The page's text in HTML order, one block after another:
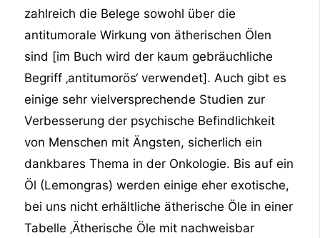
zahlreich die Belege sowohl über die
antitumorale Wirkung von ätherischen Ölen
sind [im Buch wird der kaum gebräuchliche
Begriff ‚antitumorös‘ verwendet]. Auch gibt es
einige sehr vielversprechende Studien zur
Verbesserung der psychische Befindlichkeit
von Menschen mit Ängsten, sicherlich ein
dankbares Thema in der Onkologie. Bis auf ein
Öl (Lemongras) werden einige eher exotische,
bei uns nicht erhältliche ätherische Öle in einer
Tabelle ‚Ätherische Öle mit nachweisbar